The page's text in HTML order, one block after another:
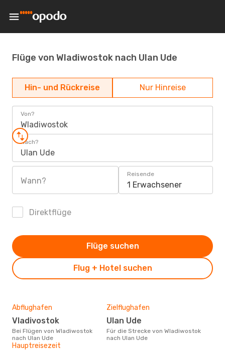
Flüge von Wladiwostok nach Ulan Ude
Hin- und Rückreise Nur Hinreise
Von?
Wladiwostok
Nach?
Ulan Ude
Wann?
Reisende
1 Erwachsener
Direktflüge
Flug + Hotel suchen
Flüge suchen
Abflughafen
Vladivostok
Bei Flügen von Wladiwostok
nach Ulan Ude
Zielflughafen
Ulan Ude
Für die Strecke von Wladiwostok
nach Ulan Ude
Hauptreisezeit